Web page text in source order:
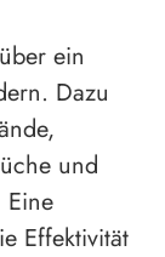
ein
Dazu
und
Eine
Effektivität